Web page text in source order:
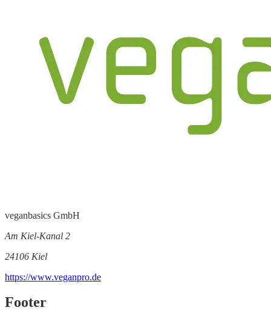
veganbasics GmbH
Am Kiel-Kanal 2
24106 Kiel
https://www.veganpro.de
Footer